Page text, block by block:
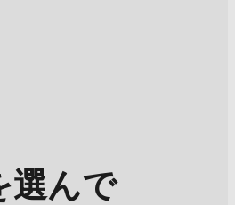
選んで